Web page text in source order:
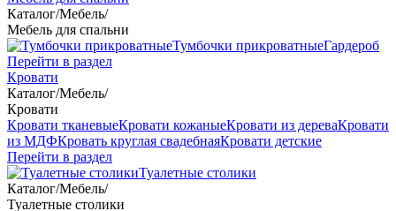
Каталог/Мебель/
Мебель для спальни
Тумбочки прикроватныеГардероб
Перейти в раздел
Кровати
Каталог/Мебель/
Кровати
Кровати тканевыеКровати кожаныеКровати из дереваКровати
из МДФКровать круглая свадебнаяКровати детские
Перейти в раздел
Туалетные столики
Каталог/Мебель/
Туалетные столики